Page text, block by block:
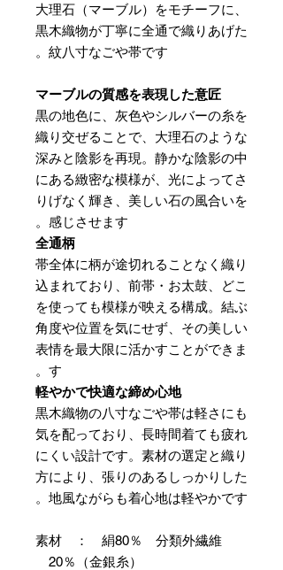
大理石（マーブル）をモチーフに、
黒木織物が丁寧に全通で織りあげた
紋八寸なごや帯です。
マーブルの質感を表現した意匠
黒の地色に、灰色やシルバーの糸を
織り交ぜることで、大理石のような
深みと陰影を再現。静かな陰影の中
にある緻密な模様が、光によってさ
りげなく輝き、美しい石の風合いを
感じさせます。
全通柄
帯全体に柄が途切れることなく織り
込まれており、前帯・お太鼓、どこ
を使っても模様が映える構成。結ぶ
角度や位置を気にせず、その美しい
表情を最大限に活かすことができま
す。
軽やかで快適な締め心地
黒木織物の八寸なごや帯は軽さにも
気を配っており、長時間着ても疲れ
にくい設計です。素材の選定と織り
方により、張りのあるしっかりした
地風ながらも着心地は軽やかです。
素材 ： 絹80％ 分類外繊維
20％（金銀糸）